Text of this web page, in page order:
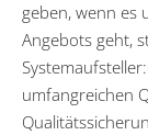
geben, wenn es
Angebots geht,
umfangreichen